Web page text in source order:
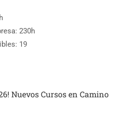
230h
19
Nuevos Cursos en Camino